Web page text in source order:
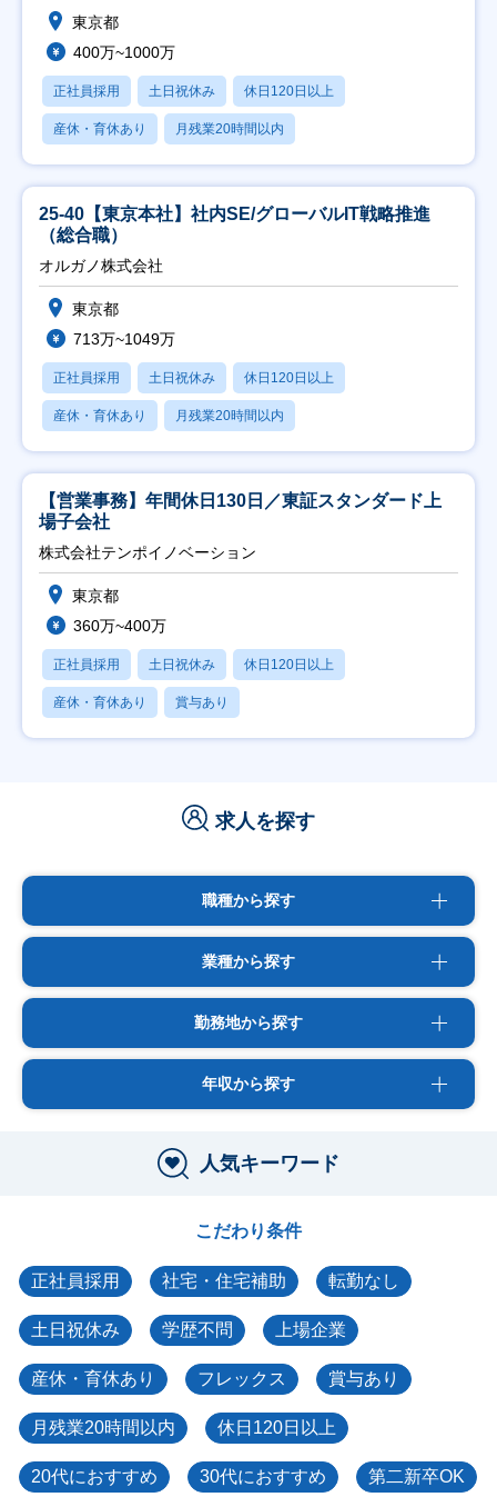
東京都
400万~1000万
正社員採用 土日祝休み 休日120日以上
産休・育休あり 月残業20時間以内
25-40【東京本社】社内SE/グローバルIT戦略推進
（総合職）
オルガノ株式会社
東京都
713万~1049万
正社員採用 土日祝休み 休日120日以上
産休・育休あり 月残業20時間以内
【営業事務】年間休日130日／東証スタンダード上
場子会社
株式会社テンポイノベーション
東京都
360万~400万
正社員採用 土日祝休み 休日120日以上
産休・育休あり 賞与あり
求人を探す
職種から探す
業種から探す
勤務地から探す
年収から探す
人気キーワード
こだわり条件
正社員採用 社宅・住宅補助 転勤なし
土日祝休み 学歴不問 上場企業
産休・育休あり フレックス 賞与あり
月残業20時間以内 休日120日以上
20代におすすめ 30代におすすめ 第二新卒OK